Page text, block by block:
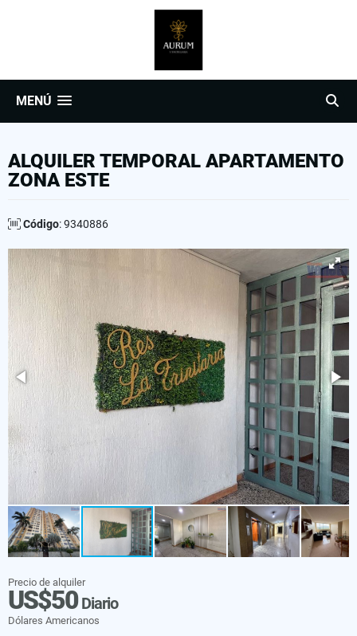
MENÚ
ALQUILER TEMPORAL APARTAMENTO
ZONA ESTE
Código: 9340886
Precio de alquiler
US$50Diario
Dólares Americanos